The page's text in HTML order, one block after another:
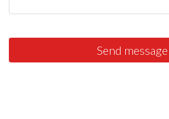
Send message